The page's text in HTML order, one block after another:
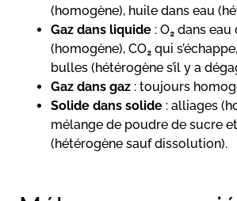
(homogène), huile dans eau
Gaz dans liquide : O₂ dans
(homogène), CO₂ qui
bulles (hétérogène s’il y a
Gaz dans gaz : toujours
Solide dans solide : alliages
mélange de poudre de sucre
(hétérogène sauf dissolution).